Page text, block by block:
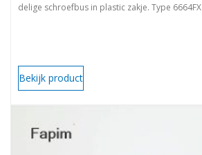
delige schroefbus in plastic zakje. Type 6664FX
Bekijk product